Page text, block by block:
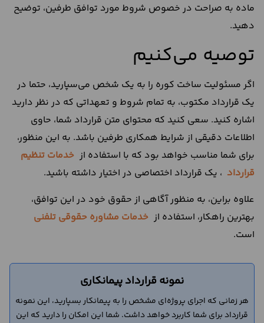
ماده به صراحت در خصوص شروط مورد توافق طرفین، توضیح
دهید.
توصیه می‌کنیم
اگر مسئولیت ساخت کوره را به یک شخص می‌سپارید، حتما در
یک قرارداد مکتوب، به تمام شروط و تعهداتی که در نظر دارید
اشاره کنید. سعی کنید که محتوای متن قرارداد شما، حاوی
اطلاعات دقیقی از شرایط همکاری طرفین باشد. به این منظور،
برای شما مناسب خواهد بود که با استفاده از خدمات تنظیم
قرارداد ، یک قرارداد اختصاصی در اختیار داشته باشید.
علاوه براین، به منظور آگاهی از حقوق خود در این توافق،
بهترین راهکار، استفاده از خدمات مشاوره حقوقی تلفنی
است.
نمونه قرارداد پیمانکاری
هر زمانی که اجرای پروژه‌ای مشخص را به پیمانکار بسپارید، این نمونه
قرارداد برای شما کاربرد خواهد داشت. شما این امکان را دارید که این